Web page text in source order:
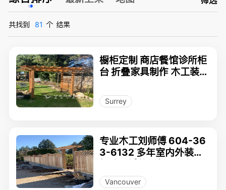
共找到 81 个 结果
橱柜定制 商店餐馆诊所柜
台 折叠家具制作 木工装修
验 778-898-1653
Surrey
专业木工刘师傅 604-36
3-6132 多年室内外装修
惠
Vancouver